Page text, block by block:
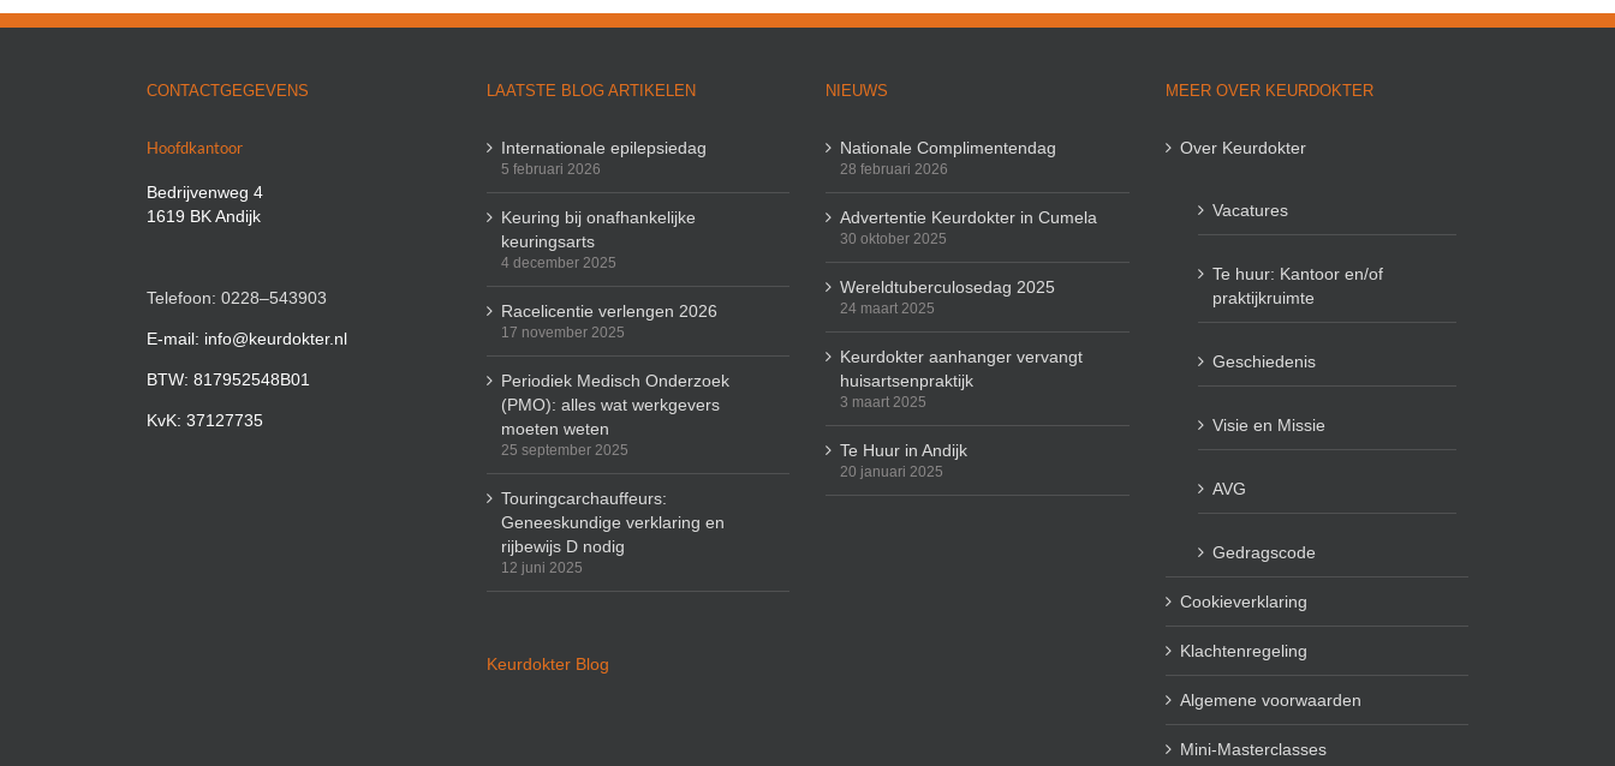
CONTACTGEGEVENS
Hoofdkantoor
Bedrijvenweg 4
1619 BK Andijk
Telefoon: 0228–543903
E-mail: info@keurdokter.nl
BTW: 817952548B01
KvK: 37127735
LAATSTE BLOG ARTIKELEN
Internationale epilepsiedag
5 februari 2026
Keuring bij onafhankelijke
keuringsarts
4 december 2025
Racelicentie verlengen 2026
17 november 2025
Periodiek Medisch Onderzoek
(PMO): alles wat werkgevers
moeten weten
25 september 2025
Touringcarchauffeurs:
Geneeskundige verklaring en
rijbewijs D nodig
12 juni 2025
Keurdokter Blog
NIEUWS
Nationale Complimentendag
28 februari 2026
Advertentie Keurdokter in Cumela
30 oktober 2025
Wereldtuberculosedag 2025
24 maart 2025
Keurdokter aanhanger vervangt
huisartsenpraktijk
3 maart 2025
Te Huur in Andijk
20 januari 2025
MEER OVER KEURDOKTER
Over Keurdokter
Vacatures
Te huur: Kantoor en/of
praktijkruimte
Geschiedenis
Visie en Missie
AVG
Gedragscode
Cookieverklaring
Klachtenregeling
Algemene voorwaarden
Mini-Masterclasses